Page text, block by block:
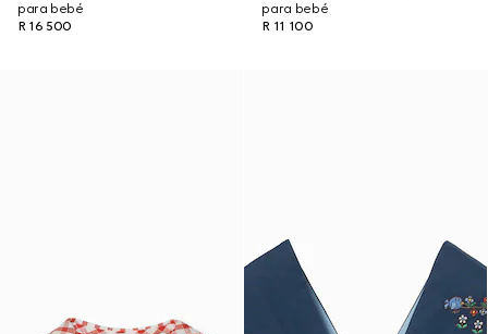
para bebé
R 16 500
para bebé
R 11 100